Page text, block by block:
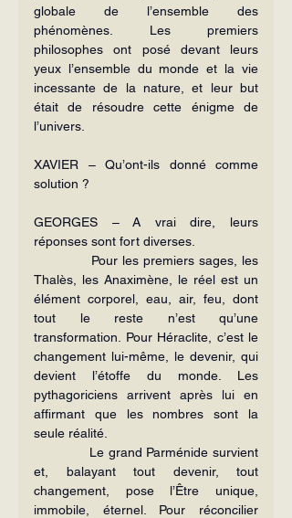
globale de l’ensemble des
phénomènes. Les premiers
philosophes ont posé devant leurs
yeux l’ensemble du monde et la vie
incessante de la nature, et leur but
était de résoudre cette énigme de
l’univers.
XAVIER – Qu’ont-ils donné comme
solution ?
GEORGES – A vrai dire, leurs
réponses sont fort diverses.
Pour les premiers sages, les
Thalès, les Anaximène, le réel est un
élément corporel, eau, air, feu, dont
tout le reste n’est qu’une
transformation. Pour Héraclite, c’est le
changement lui-même, le devenir, qui
devient l’étoffe du monde. Les
pythagoriciens arrivent après lui en
affirmant que les nombres sont la
seule réalité.
Le grand Parménide survient
et, balayant tout devenir, tout
changement, pose l’Être unique,
immobile, éternel. Pour réconcilier